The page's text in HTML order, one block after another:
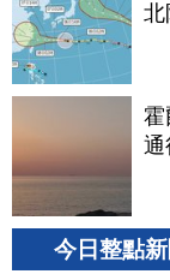
北
霍
通
今日整點新